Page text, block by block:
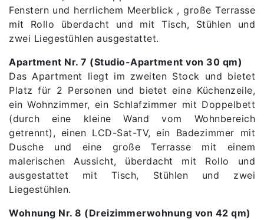
Fenstern und herrlichem Meerblick , große Terrasse
mit Rollo überdacht und mit Tisch, Stühlen und
zwei Liegestühlen ausgestattet.
Apartment Nr. 7 (Studio-Apartment von 30 qm)
Das Apartment liegt im zweiten Stock und bietet
Platz für 2 Personen und bietet eine Küchenzeile,
ein Wohnzimmer, ein Schlafzimmer mit Doppelbett
(durch eine kleine Wand vom Wohnbereich
getrennt), einen LCD-Sat-TV, ein Badezimmer mit
Dusche und eine große Terrasse mit einem
malerischen Aussicht, überdacht mit Rollo und
ausgestattet mit Tisch, Stühlen und zwei
Liegestühlen.
Wohnung Nr. 8 (Dreizimmerwohnung von 42 qm)